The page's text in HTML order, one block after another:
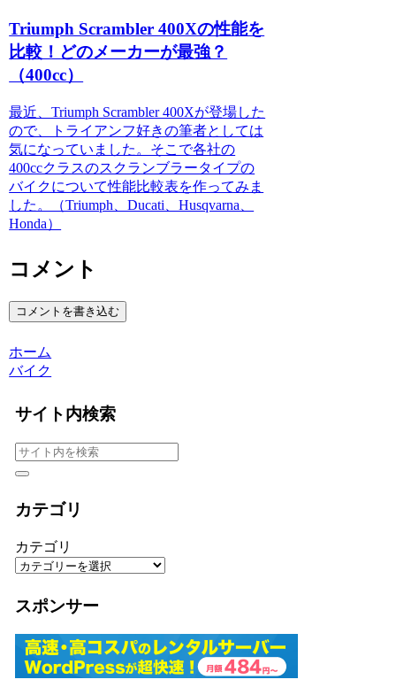
Triumph Scrambler 400Xの性能を
比較！どのメーカーが最強？
（400cc）
最近、Triumph Scrambler 400Xが登場した
ので、トライアンフ好きの筆者としては
気になっていました。そこで各社の
400ccクラスのスクランブラータイプの
バイクについて性能比較表を作ってみま
した。（Triumph、Ducati、Husqvarna、
Honda）
コメント
コメントを書き込む
ホーム
バイク
サイト内検索
カテゴリ
カテゴリ
スポンサー